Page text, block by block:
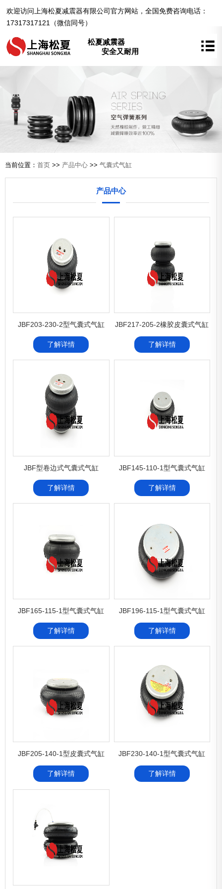
欢迎访问上海松夏减震器有限公司官方网站，全国免费咨询电话：
17317317121（微信同号）
松夏减震器
安全又耐用
当前位置： 首页 >> 产品中心 >> 气囊式气缸
产品中心
JBF203-230-2型气囊式气缸
了解详情
JBF217-205-2橡胶皮囊式气缸
了解详情
JBF型卷边式气囊式气缸
了解详情
JBF145-110-1型气囊式气缸
了解详情
JBF165-115-1型气囊式气缸
了解详情
JBF196-115-1型气囊式气缸
了解详情
JBF205-140-1型皮囊式气缸
了解详情
JBF230-140-1型气囊式气缸
了解详情